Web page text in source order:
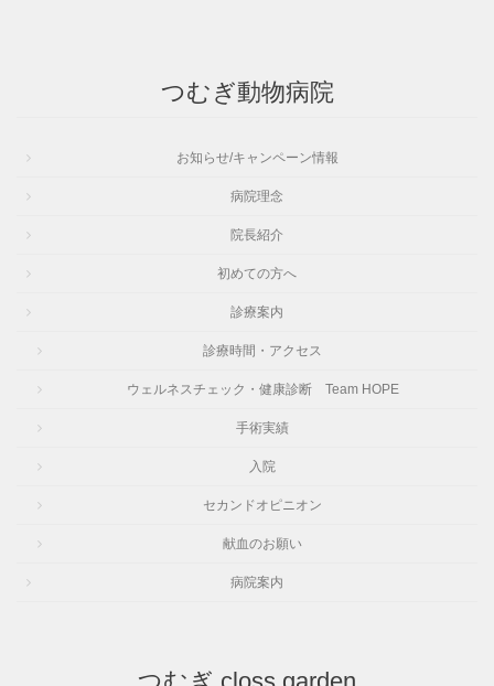
つむぎ動物病院
お知らせ/キャンペーン情報
病院理念
院長紹介
初めての方へ
診療案内
診療時間・アクセス
ウェルネスチェック・健康診断 Team HOPE
手術実績
入院
セカンドオピニオン
献血のお願い
病院案内